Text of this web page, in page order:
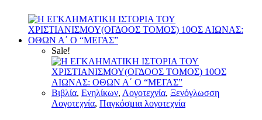
Sale!
Bιβλία, Ενηλίκων, Λογοτεχνία, Ξενόγλωσση
Λογοτεχνία, Παγκόσμια λογοτεχνία